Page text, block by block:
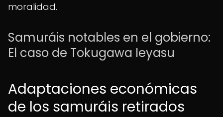
moralidad.
Samuráis notables en el gobierno:
El caso de Tokugawa Ieyasu
Adaptaciones económicas
de los samuráis retirados